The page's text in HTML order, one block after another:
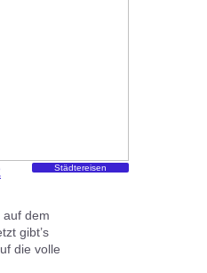
Städtereisen
auf dem
gibt’s
die volle